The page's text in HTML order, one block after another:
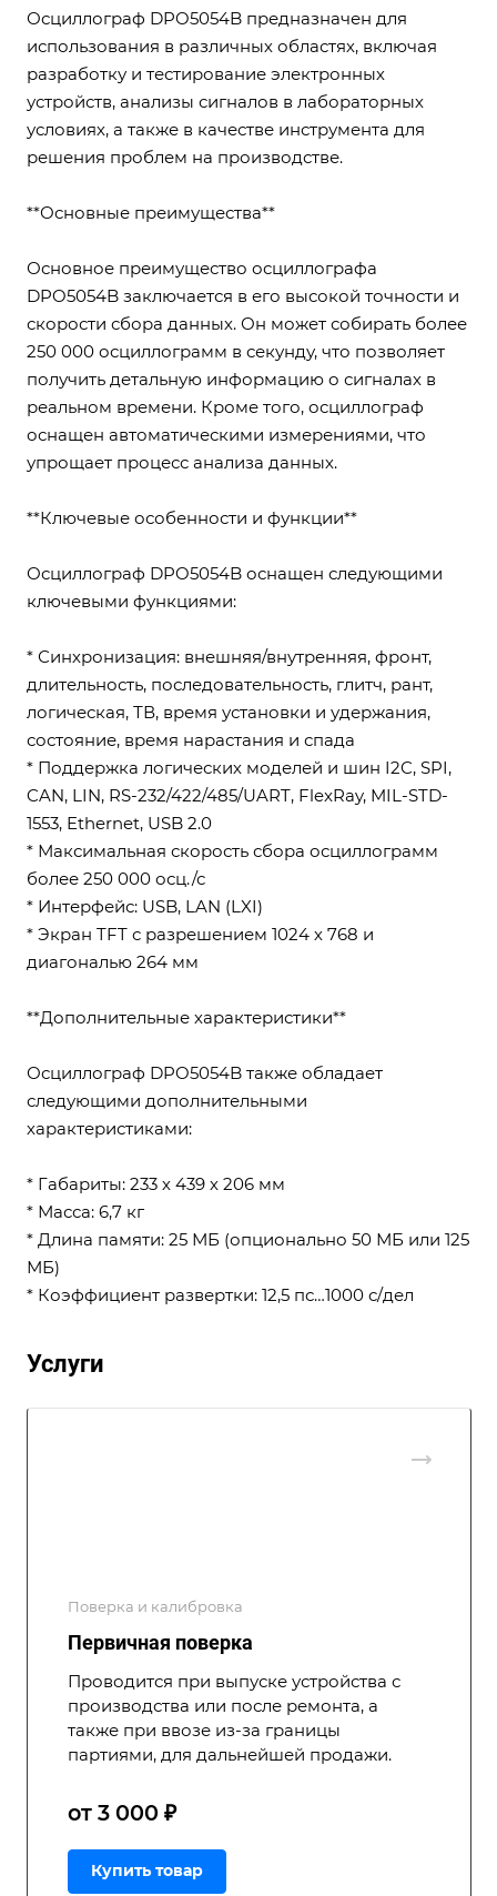
Осциллограф DPO5054B предназначен для
использования в различных областях, включая
разработку и тестирование электронных
устройств, анализы сигналов в лабораторных
условиях, а также в качестве инструмента для
решения проблем на производстве.
**Основные преимущества**
Основное преимущество осциллографа
DPO5054B заключается в его высокой точности и
скорости сбора данных. Он может собирать более
250 000 осциллограмм в секунду, что позволяет
получить детальную информацию о сигналах в
реальном времени. Кроме того, осциллограф
оснащен автоматическими измерениями, что
упрощает процесс анализа данных.
**Ключевые особенности и функции**
Осциллограф DPO5054B оснащен следующими
ключевыми функциями:
* Синхронизация: внешняя/внутренняя, фронт,
длительность, последовательность, глитч, рант,
логическая, ТВ, время установки и удержания,
состояние, время нарастания и спада
* Поддержка логических моделей и шин I2C, SPI,
CAN, LIN, RS-232/422/485/UART, FlexRay, MIL-STD-
1553, Ethernet, USB 2.0
* Максимальная скорость сбора осциллограмм
более 250 000 осц./с
* Интерфейс: USB, LAN (LXI)
* Экран TFT с разрешением 1024 х 768 и
диагональю 264 мм
**Дополнительные характеристики**
Осциллограф DPO5054B также обладает
следующими дополнительными
характеристиками:
* Габариты: 233 х 439 х 206 мм
* Масса: 6,7 кг
* Длина памяти: 25 МБ (опционально 50 МБ или 125
МБ)
* Коэффициент развертки: 12,5 пс…1000 с/дел
Услуги
Поверка и калибровка
Первичная поверка
Проводится при выпуске устройства с
производства или после ремонта, а
также при ввозе из-за границы
партиями, для дальнейшей продажи.
от 3 000 ₽
Купить товар